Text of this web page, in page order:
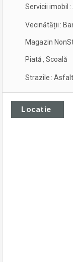
Servicii imobil :
Vecinătății :
Magazin
Piată, Scoală
Strazile :
Locatie